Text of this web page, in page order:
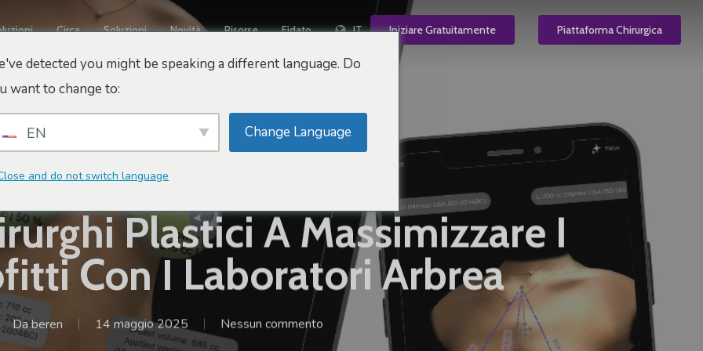
Circa Soluzioni Novità Risorse Fidato IT Iniziare Gratuitamente Piattaforma Chirurgica
Suggerimenti Per Il Marketing E Le Vendite
Plastici A Massimizzare I
Con I Laboratori Arbrea
Daberen 14 maggio 2025 Nessun commento
detected you might be speaking a different language. Do
want to change to:
EN Change Language
and do not switch language